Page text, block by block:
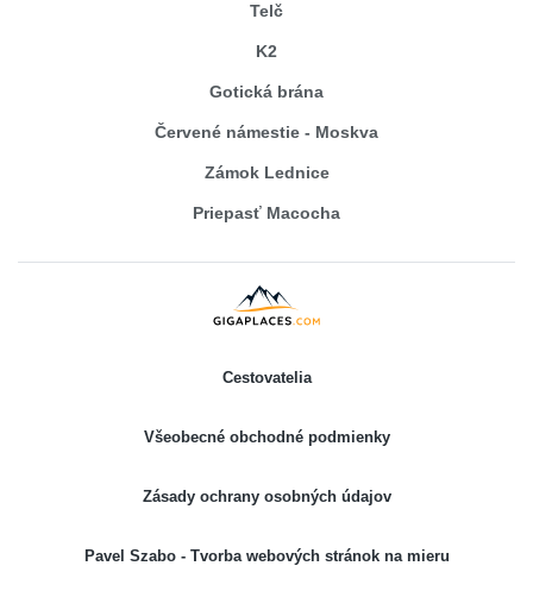
Telč
K2
Gotická brána
Červené námestie - Moskva
Zámok Lednice
Priepasť Macocha
Cestovatelia
Všeobecné obchodné podmienky
Zásady ochrany osobných údajov
Pavel Szabo - Tvorba webových stránok na mieru